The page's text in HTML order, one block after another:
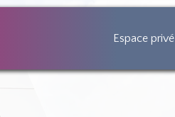
Espace privé